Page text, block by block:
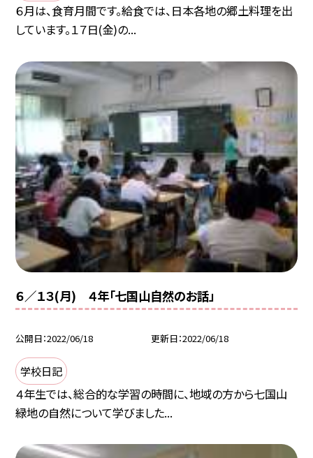
６月は、食育月間です。給食では、日本各地の郷土料理を出
しています。１７日(金)の...
６／１３(月) ４年「七国山自然のお話」
公開日 2022/06/18 更新日 2022/06/18
学校日記
４年生では、総合的な学習の時間に、地域の方から七国山
緑地の自然について学びました...